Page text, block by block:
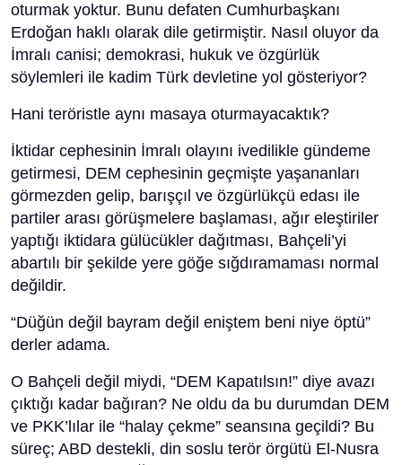
oturmak yoktur. Bunu defaten Cumhurbaşkanı
Erdoğan haklı olarak dile getirmiştir. Nasıl oluyor da
İmralı canisi; demokrasi, hukuk ve özgürlük
söylemleri ile kadim Türk devletine yol gösteriyor?
Hani teröristle aynı masaya oturmayacaktık?
İktidar cephesinin İmralı olayını ivedilikle gündeme
getirmesi, DEM cephesinin geçmişte yaşananları
görmezden gelip, barışçıl ve özgürlükçü edası ile
partiler arası görüşmelere başlaması, ağır eleştiriler
yaptığı iktidara gülücükler dağıtması, Bahçeli’yi
abartılı bir şekilde yere göğe sığdıramaması normal
değildir.
“Düğün değil bayram değil eniştem beni niye öptü”
derler adama.
O Bahçeli değil miydi, “DEM Kapatılsın!” diye avazı
çıktığı kadar bağıran? Ne oldu da bu durumdan DEM
ve PKK’lılar ile “halay çekme” seansına geçildi? Bu
süreç; ABD destekli, din soslu terör örgütü El-Nusra